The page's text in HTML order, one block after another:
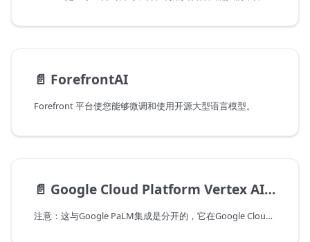
📄️ ForefrontAI
Forefront 平台使您能够微调和使用开源大型语言模型。
📄️ Google Cloud Platform Vertex AI PaLM
注意：这与Google PaLM集成是分开的，它在Google Cloud上公开了Vertex AI PaLM API。